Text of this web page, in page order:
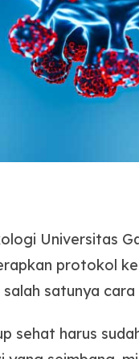
Universitas
protokol
satunya
sehat harus